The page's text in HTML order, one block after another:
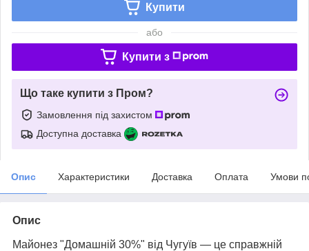
Купити
або
Купити з
Що таке купити з Пром?
Замовлення під захистом
Доступна доставка
Опис Характеристики Доставка Оплата Умови
Опис
Майонез "Домашній 30%" від Чугуїв — це справжній